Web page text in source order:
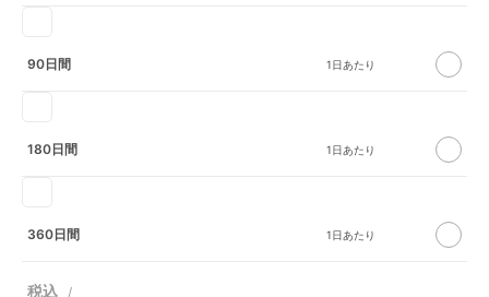
90日間
180日間
360日間